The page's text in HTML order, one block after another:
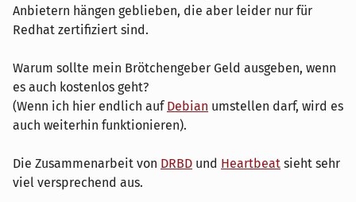
Anbietern hängen geblieben, die aber leider nur für
Redhat zertifiziert sind.
Warum sollte mein Brötchengeber Geld ausgeben, wenn
es auch kostenlos geht?
(Wenn ich hier endlich aufDebian umstellen darf, wird es
auch weiterhin funktionieren).
Die Zusammenarbeit von DRBD und Heartbeat sieht sehr
viel versprechend aus.